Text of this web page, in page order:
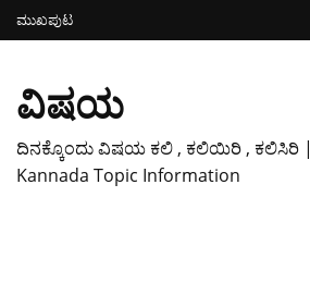
ಮುಖಪುಟ
ವಿಷಯ
ದಿನಕ್ಕೊಂದು ವಿಷಯ ಕಲಿ , ಕಲಿಯಿರಿ , ಕಲಿಸಿರಿ |
Kannada Topic Information